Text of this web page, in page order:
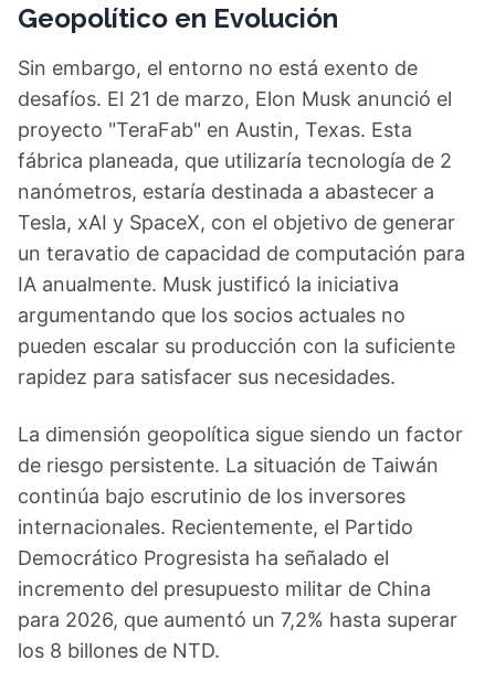
Geopolítico en Evolución
Sin embargo, el entorno no está exento de
desafíos. El 21 de marzo, Elon Musk anunció el
proyecto "TeraFab" en Austin, Texas. Esta
fábrica planeada, que utilizaría tecnología de 2
nanómetros, estaría destinada a abastecer a
Tesla, xAI y SpaceX, con el objetivo de generar
un teravatio de capacidad de computación para
IA anualmente. Musk justificó la iniciativa
argumentando que los socios actuales no
pueden escalar su producción con la suficiente
rapidez para satisfacer sus necesidades.
La dimensión geopolítica sigue siendo un factor
de riesgo persistente. La situación de Taiwán
continúa bajo escrutinio de los inversores
internacionales. Recientemente, el Partido
Democrático Progresista ha señalado el
incremento del presupuesto militar de China
para 2026, que aumentó un 7,2% hasta superar
los 8 billones de NTD.